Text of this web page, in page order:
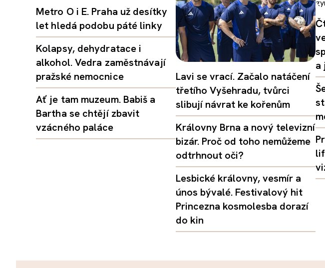
Metro O i E. Praha už desítky
let hledá podobu páté linky
Kolapsy, dehydratace i
alkohol. Vedra zaměstnávají
pražské nemocnice
Ať je tam muzeum. Babiš a
Bartha se chtějí zbavit
vzácného paláce
Lavi se vrací. Začalo natáčení
třetího Vyšehradu, tvůrci
slibují návrat ke kořenům
Královny Brna a nový televizní
bizár. Proč od toho nemůžeme
odtrhnout oči?
Lesbické královny, vesmír a
únos bývalé. Festivalový hit
Princezna kosmolesba dorazí
do kin
a